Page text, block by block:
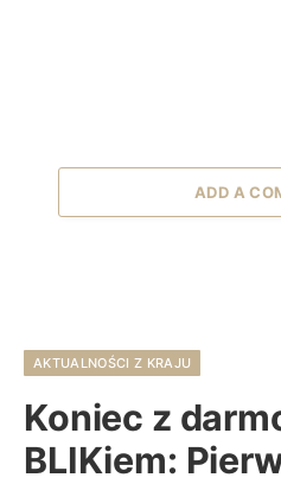
ADD A
AKTUALNOŚCI Z KRAJU
Koniec z
BLIKiem: